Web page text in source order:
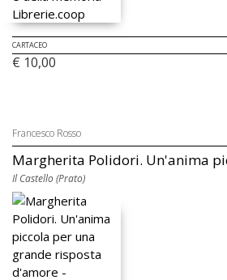
CARTACEO
€ 10,00
Francesco Rosso
Margherita Polidori. Un'anima
Il Castello (Prato)